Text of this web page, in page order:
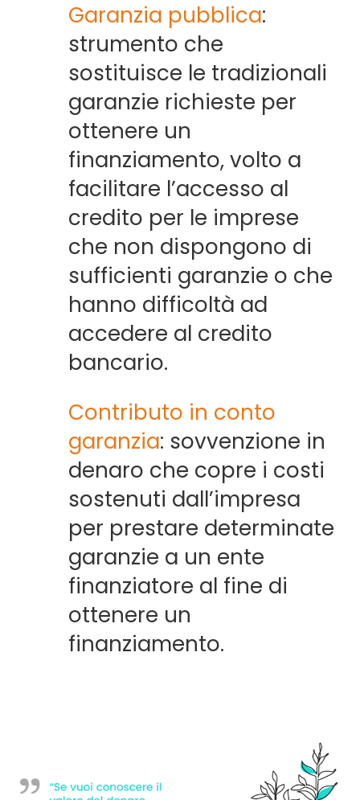
Garanzia pubblica:
strumento che
sostituisce le tradizionali
garanzie richieste per
ottenere un
finanziamento, volto a
facilitare l’accesso al
credito per le imprese
che non dispongono di
sufficienti garanzie o che
hanno difficoltà ad
accedere al credito
bancario.
Contributo in conto
garanzia: sovvenzione in
denaro che copre i costi
sostenuti dall’impresa
per prestare determinate
garanzie a un ente
finanziatore al fine di
ottenere un
finanziamento.